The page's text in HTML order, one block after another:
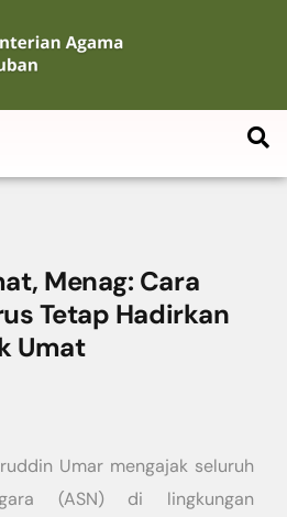
Menag: Cara
Tetap Hadirkan
Umat
Umar mengajak seluruh
(ASN) di lingkungan